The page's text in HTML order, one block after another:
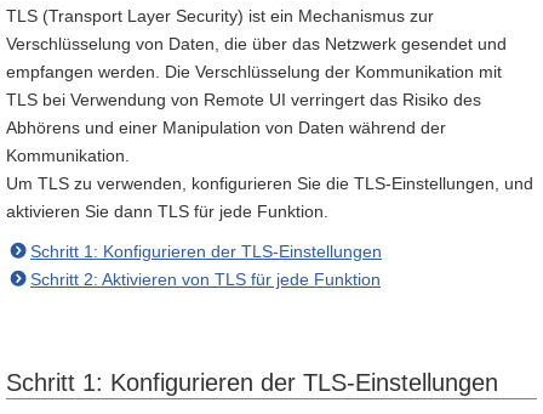
TLS (Transport Layer Security) ist ein Mechanismus zur
Verschlüsselung von Daten, die über das Netzwerk gesendet und
empfangen werden. Die Verschlüsselung der Kommunikation mit
TLS bei Verwendung von Remote UI verringert das Risiko des
Abhörens und einer Manipulation von Daten während der
Kommunikation.
Um TLS zu verwenden, konfigurieren Sie die TLS-Einstellungen, und
aktivieren Sie dann TLS für jede Funktion.
Schritt 1: Konfigurieren der TLS-Einstellungen
Schritt 2: Aktivieren von TLS für jede Funktion
Schritt 1: Konfigurieren der TLS-Einstellungen